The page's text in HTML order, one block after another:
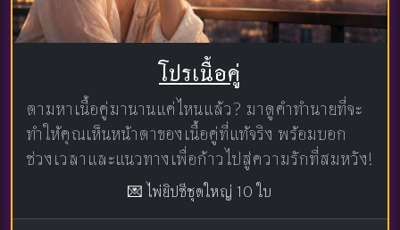
โปรเนื้อคู่
ตามหาเนื้อคู่มานานแค่ไหนแล้ว? มาดูคำทำนายที่จะ
ทำให้คุณเห็นหน้าตาของเนื้อคู่ที่แท้จริง พร้อมบอก
ช่วงเวลาและแนวทางเพื่อก้าวไปสู่ความรักที่สมหวัง!
💌 ไพ่ยิปซีชุดใหญ่ 10 ใบ